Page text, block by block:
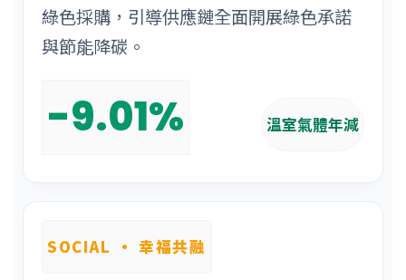
綠色採購，引導供應鏈全面開展綠色承諾
與節能降碳。
-9.01% 溫室氣體年減
SOCIAL · 幸福共融